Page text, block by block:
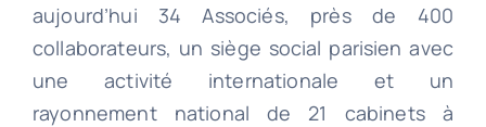
aujourd’hui 34 Associés, près de 400
collaborateurs, un siège social parisien avec
une activité internationale et un
rayonnement national de 21 cabinets à